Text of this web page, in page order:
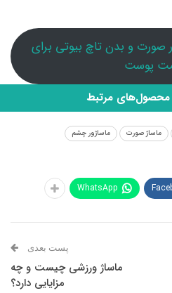
صورت و بدن تاچ بیوتی برای
پوست
محصول‌های مرتبط
ماساژ صورت ماساژور چشم
WhatsApp
پست بعدی
ماساژ ورزشی چیست و چه
مزایایی دارد؟